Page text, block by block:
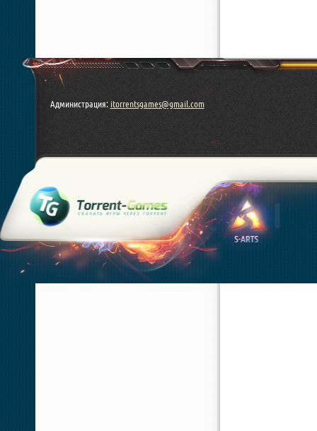
Администрация: itorrentsgames@gmail.com